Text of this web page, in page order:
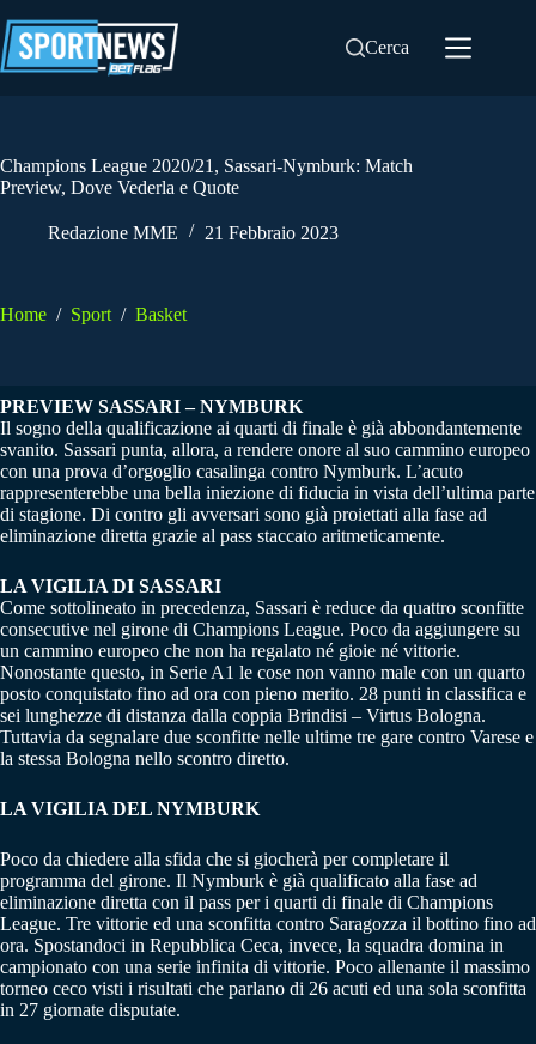
al
contenuto
Cerca
Champions League 2020/21, Sassari-Nymburk: Match
Preview, Dove Vederla e Quote
Redazione MME 21 Febbraio 2023
Home / Sport / Basket
PREVIEW SASSARI – NYMBURK
Il sogno della qualificazione ai quarti di finale è già abbondantemente
svanito. Sassari punta, allora, a rendere onore al suo cammino europeo
con una prova d’orgoglio casalinga contro Nymburk. L’acuto
rappresenterebbe una bella iniezione di fiducia in vista dell’ultima parte
di stagione. Di contro gli avversari sono già proiettati alla fase ad
eliminazione diretta grazie al pass staccato aritmeticamente.
LA VIGILIA DI SASSARI
Come sottolineato in precedenza, Sassari è reduce da quattro sconfitte
consecutive nel girone di Champions League. Poco da aggiungere su
un cammino europeo che non ha regalato né gioie né vittorie.
Nonostante questo, in Serie A1 le cose non vanno male con un quarto
posto conquistato fino ad ora con pieno merito. 28 punti in classifica e
sei lunghezze di distanza dalla coppia Brindisi – Virtus Bologna.
Tuttavia da segnalare due sconfitte nelle ultime tre gare contro Varese e
la stessa Bologna nello scontro diretto.
LA VIGILIA DEL NYMBURK
Poco da chiedere alla sfida che si giocherà per completare il
programma del girone. Il Nymburk è già qualificato alla fase ad
eliminazione diretta con il pass per i quarti di finale di Champions
League. Tre vittorie ed una sconfitta contro Saragozza il bottino fino ad
ora. Spostandoci in Repubblica Ceca, invece, la squadra domina in
campionato con una serie infinita di vittorie. Poco allenante il massimo
torneo ceco visti i risultati che parlano di 26 acuti ed una sola sconfitta
in 27 giornate disputate.